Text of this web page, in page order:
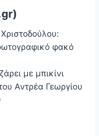
φακό
με μπικίνι
Αντρέα Γεωργίου